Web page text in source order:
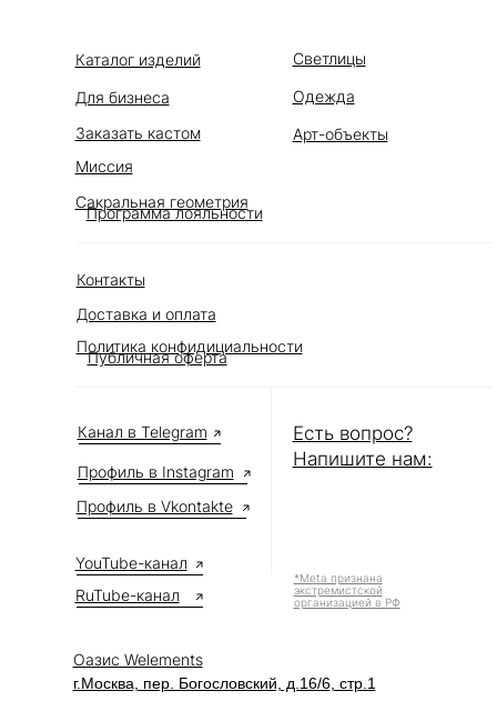
Каталог изделий
Оазис Welements
г.Москва, пер. Богословский, д.16/6, стр.1
Для бизнеса
Сакральная геометрия
Программа лояльности
Одежда
Политика конфидициальности
Публичная оферта
Доставка и оплата
Миссия
Арт-объекты
Заказать кастом
Контакты
Профиль в Instagram
Профиль в Vkontakte
*Meta признана
экстремистской
организацией в РФ
Есть вопрос?
Напишите нам:
Канал в Telegram
RuTube-канал
YouTube-канал
Светлицы